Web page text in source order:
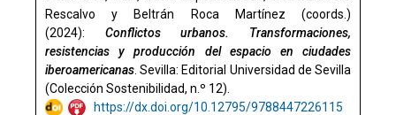
Rescalvo y Beltrán Roca Martínez (coords.)
(2024): Conflictos urbanos. Transformaciones,
resistencias y producción del espacio en ciudades
iberoamericanas . Sevilla: Editorial Universidad de Sevilla
(Colección Sostenibilidad, n.º 12).
https://dx.doi.org/10.12795/9788447226115